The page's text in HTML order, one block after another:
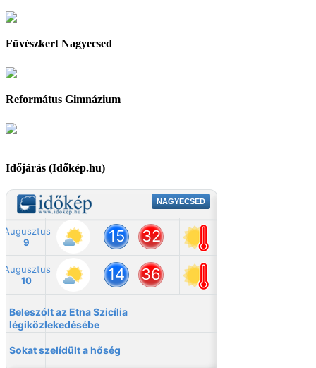
Füvészkert Nagyecsed
Református Gimnázium
Időjárás (Időkép.hu)